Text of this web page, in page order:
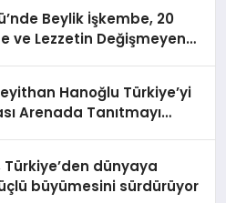
Beylik İşkembe, 20
ve Lezzetin Değişmeyen
Hanoğlu Türkiye’yi
Arenada Tanıtmayı
Türkiye’den dünyaya
büyümesini sürdürüyor